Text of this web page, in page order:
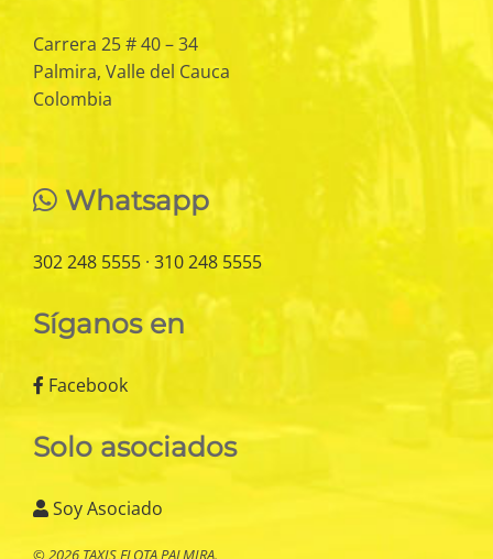
Carrera 25 # 40 – 34
Palmira, Valle del Cauca
Colombia
Whatsapp
302 248 5555· 310 248 5555
Síganos en
Facebook
Solo asociados
Soy Asociado
© 2026 TAXIS FLOTA PALMIRA.